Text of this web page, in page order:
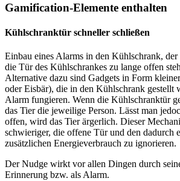
Gamification-Elemente enthalten
Kühlschranktür schneller schließen
Einbau eines Alarms in den Kühlschrank,
die Tür des Kühlschrankes zu lange offen
Alternative dazu sind Gadgets in Form
oder Eisbär), die in den Kühlschrank gestellt
Alarm fungieren. Wenn die Kühlschranktür
das Tier die jeweilige Person. Lässt man
offen, wird das Tier ärgerlich. Dieser
schwieriger, die offene Tür und den dadurch
zusätzlichen Energieverbrauch zu ignorieren.
Der Nudge wirkt vor allen Dingen durch
Erinnerung bzw. als Alarm.